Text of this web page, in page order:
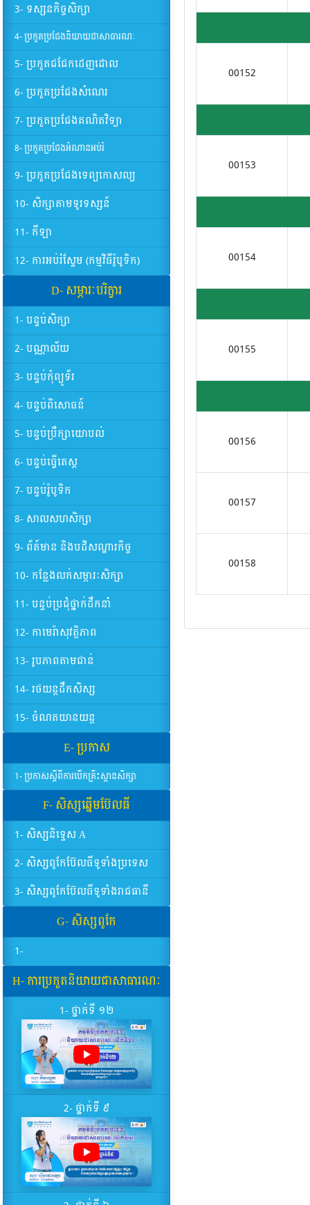
3- ទស្សនកិច្ចសិក្សា
4- ប្រកួតប្រជែងនិយាយជាសាធារណៈ
5- ប្រកួតជជែកដេញដោល
6- ប្រកួតប្រជែងសំណេរ
7- ប្រកួតប្រជែងគណិតវិទ្យា
8- ប្រកួតប្រជែងអំណានអប់រំ
9- ប្រកួតប្រជែងទេព្យកោសល្យ
10- សិក្សាតាមទូរទស្សន៍
11- កីឡា
12- ការអប់រំស្ទែម (កម្មវិធីរ៉ូបូទិក)
D- សម្ភារៈបរិក្ខារ
1- បន្ទប់សិក្សា
2- បណ្ណាល័យ
3- បន្ទប់កុំព្យូទ័រ
4- បន្ទប់ពិសោធន៍
5- បន្ទប់ប្រឹក្សាយោបល់
6- បន្ទប់ធ្វើតេស្ត
7- បន្ទប់រ៉ូបូទិក
8- សាលសហសិក្សា
9- ព័ត៍មាន និងបដិសណ្ឋារកិច្ច
10- កន្លែងលក់សម្ភារៈសិក្សា
11- បន្ទប់ប្រជុំថ្នាក់ដឹកនាំ
12- កាមេរ៉ាសុវត្តិភាព
13- រូបភាពតាមជាន់
14- រថយន្តដឹកសិស្ស
15- ចំណតយានយន្ត
E- ប្រកាស
1- ប្រកាសស្តីពីការបើកគ្រឹះស្ថានសិក្សា
F- សិស្សឆ្នើមប៊ែលធី
1- សិស្សនិទ្ទេស A
2- សិស្សពូកែប៊ែលធីទូទាំងប្រទេស
3- សិស្សពូកែប៊ែលធីទូទាំងរាជធានី
G- សិស្សពូកែ
1-
H- ការប្រកួតនិយាយជាសាធារណៈ
1- ថ្នាក់ទី ១២
2- ថ្នាក់ទី ៩
00152
00153
00154
00155
00156
00157
00158